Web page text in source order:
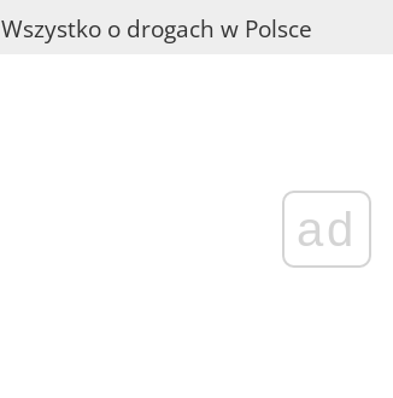
Wszystko o drogach w Polsce
ad